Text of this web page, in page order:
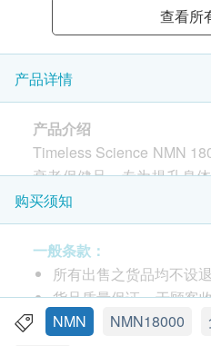
查看所
产品详情
产品介绍
Timeless Science NMN
衰老保健品，专为提升身
计。每瓶含有高达
酸），结合强效抗氧化成
啉醌），为您的身体提供全
产品特色
高纯度NMN：
每瓶含
购买须知
一般条款：
所有出售之货品均不设退
货品质量保证，于顾客
应最少有12个月或以上
NMN NMN18000